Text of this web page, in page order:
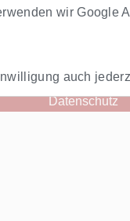
wir Google
auch
- Funktion.
Nachrichten
Datenschutz